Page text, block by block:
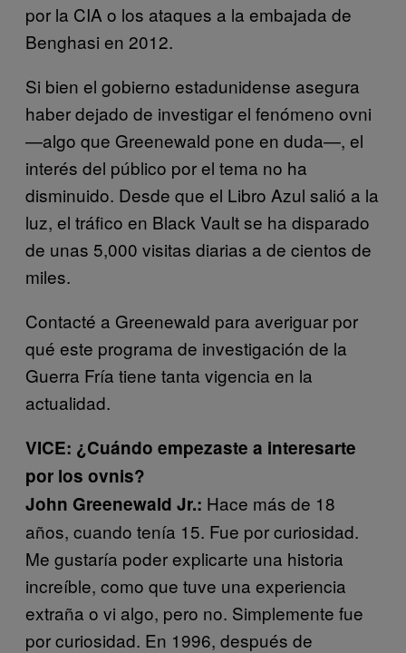
por la CIA o los ataques a la embajada de
Benghasi en 2012.
Si bien el gobierno estadunidense asegura
haber dejado de investigar el fenómeno ovni
—algo que Greenewald pone en duda—, el
interés del público por el tema no ha
disminuido. Desde que el Libro Azul salió a la
luz, el tráfico en Black Vault se ha disparado
de unas 5,000 visitas diarias a de cientos de
miles.
Contacté a Greenewald para averiguar por
qué este programa de investigación de la
Guerra Fría tiene tanta vigencia en la
actualidad.
VICE: ¿Cuándo empezaste a interesarte
por los ovnis?
John Greenewald Jr.: Hace más de 18
años, cuando tenía 15. Fue por curiosidad.
Me gustaría poder explicarte una historia
increíble, como que tuve una experiencia
extraña o vi algo, pero no. Simplemente fue
por curiosidad. En 1996, después de